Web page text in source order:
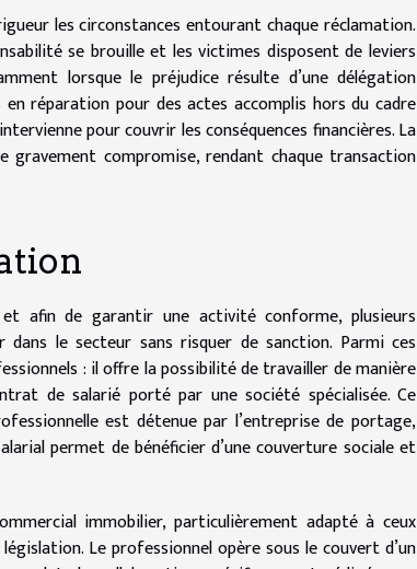
les circonstances entourant chaque réclamation.
se brouille et les victimes disposent de leviers
lorsque le préjudice résulte d’une délégation
réparation pour des actes accomplis hors du cadre
pour couvrir les conséquences financières. La
compromise, rendant chaque transaction
afin de garantir une activité conforme, plusieurs
le secteur sans risquer de sanction. Parmi ces
: il offre la possibilité de travailler de manière
de salarié porté par une société spécialisée. Ce
est détenue par l’entreprise de portage,
permet de bénéficier d’une couverture sociale et
immobilier, particulièrement adapté à ceux
Le professionnel opère sous le couvert d’un